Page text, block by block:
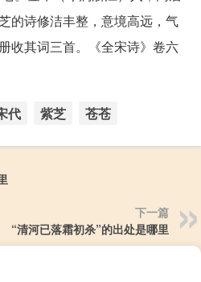
的诗修洁丰整，意境高远，气
收其词三首。《全宋诗》卷六
代 紫芝 苍苍
下一篇
“清河已落霜初杀”的出处是哪里